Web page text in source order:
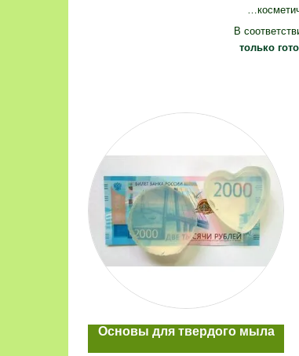
В
только
Основы для твердого мыла